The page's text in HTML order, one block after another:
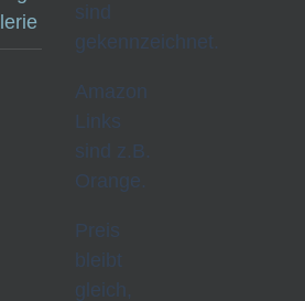
sind
gekennzeichnet.
Amazon
Links
sind z.B.
Orange.
Preis
bleibt
gleich,